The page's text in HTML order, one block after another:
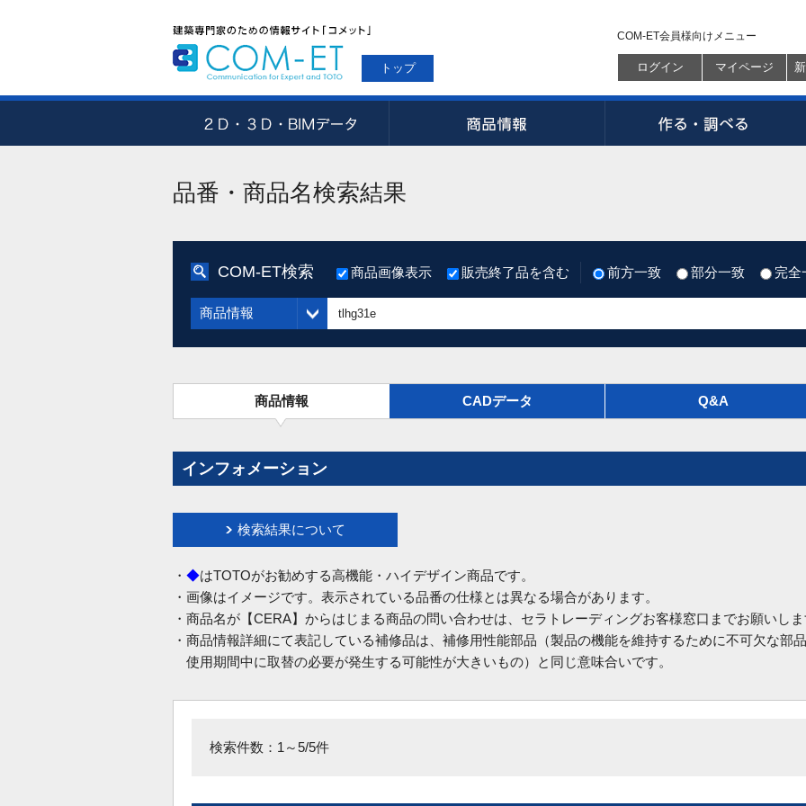
トップ
COM-ET会員様向けメニュー
ログイン マイページ
品番・商品名検索結果
COM-ET検索 商品画像表示 販売終了品を含む 前方一致 部分一致 完全
商品情報
商品情報 CADデータ Q&A
インフォメーション
検索結果について
・ ◆はTOTOがお勧めする高機能・ハイデザイン商品です。
・画像はイメージです。表示されている品番の仕様とは異なる場合があります。
・商品名が【CERA】からはじまる商品の問い合わせは、セラトレーディングお客様窓口までお願いしま
・商品情報詳細にて表記している補修品は、補修用性能部品（製品の機能を維持するために不可欠な部品
使用期間中に取替の必要が発生する可能性が大きいもの）と同じ意味合いです。
検索件数：1～5/5件